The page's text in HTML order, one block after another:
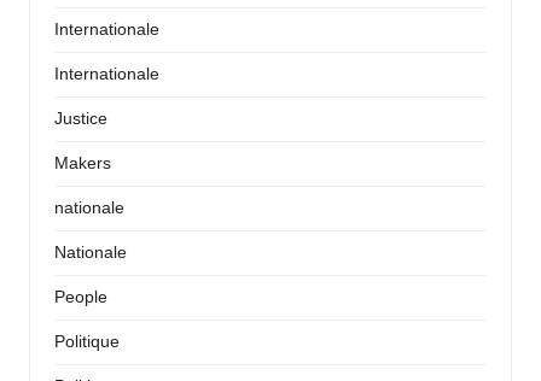
Internationale
Internationale
Justice
Makers
nationale
Nationale
People
Politique